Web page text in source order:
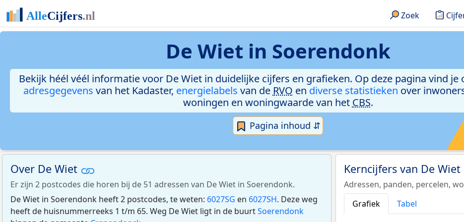
Zoek
De Wiet in Soerendonk
Bekijk héél véél informatie voor De Wiet in duidelijke cijfers en grafieken. Op deze pagina vind je
adresgegevens van het Kadaster, energielabels van de RVO en diverse statistieken over
woningen en woningwaarde van het CBS.
Pagina inhoud ⇵
Over De Wiet
Er zijn 2 postcodes die horen bij de 51 adressen van De Wiet in Soerendonk.
De Wiet in Soerendonk heeft 2 postcodes, te weten: 6027SG en 6027SH. Deze weg
heeft de huisnummerreeks 1 t/m 65. Weg De Wiet ligt in de buurtSoerendonk
Kerncijfers van De Wiet
Adressen, panden, percelen,
Grafiek
Tabel